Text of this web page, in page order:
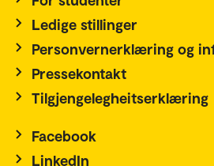
Ledige stillinger
Personvernerklæring og
Pressekontakt
Tilgjengelegheitserklæring
Facebook
LinkedIn